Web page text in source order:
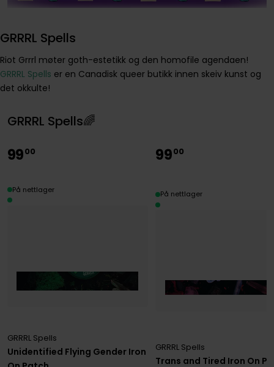
GRRRL Spells
Riot Grrrl møter goth-estetikk og den homofile agendaen!
GRRRL Spells er en Canadisk queer butikk innen skeiv kunst og
det okkulte!
GRRRL Spells🌈
Unidentified Flying Gender Iron
GRRRL Spells
9900
På nettlager
Trans and Tired Iron On
GRRRL Spells
9900
På nettlager